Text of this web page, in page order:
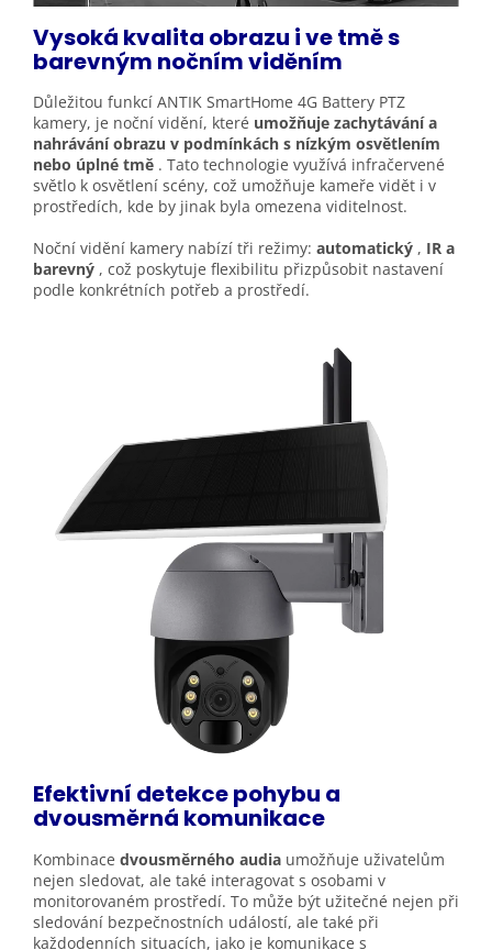
Vysoká kvalita obrazu i ve tmě s
barevným nočnímviděním
Důležitou funkcí ANTIK SmartHome 4G Battery PTZ
kamery, je noční vidění, které umožňuje zachytávání a
nahrávání obrazu v podmínkách s nízkým osvětlením
nebo úplné tmě . Tato technologie využívá infračervené
světlo k osvětlení scény, což umožňuje kameře vidět i v
prostředích, kde by jinak byla omezena viditelnost.
Noční vidění kamery nabízí tři režimy: automatický , IR a
barevný , což poskytuje flexibilitu přizpůsobit nastavení
podle konkrétních potřeb a prostředí.
Efektivní detekce pohybu a
dvousměrná komunikace
Kombinace dvousměrného audia umožňuje uživatelům
nejen sledovat, ale také interagovat s osobami v
monitorovaném prostředí. To může být užitečné nejen při
sledování bezpečnostních událostí, ale také při
každodenních situacích, jako je komunikace s